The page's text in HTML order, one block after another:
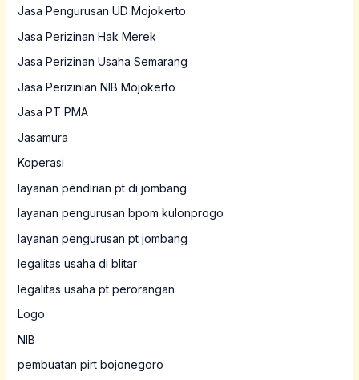
Jasa Pengurusan UD Mojokerto
Jasa Perizinan Hak Merek
Jasa Perizinan Usaha Semarang
Jasa Perizinian NIB Mojokerto
Jasa PT PMA
Jasamura
Koperasi
layanan pendirian pt di jombang
layanan pengurusan bpom kulonprogo
layanan pengurusan pt jombang
legalitas usaha di blitar
legalitas usaha pt perorangan
Logo
NIB
pembuatan pirt bojonegoro